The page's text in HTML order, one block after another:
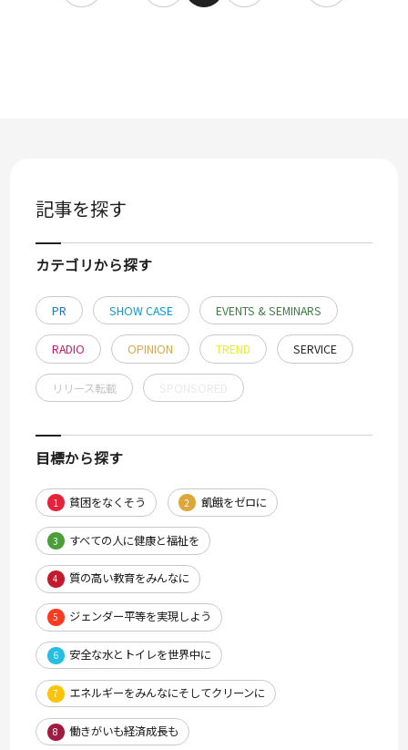
記事を探す
カテゴリから探す
PR SHOW CASE EVENTS & SEMINARS
RADIO OPINION TREND SERVICE
リリース転載
目標から探す
1 貧困をなくそう 2 飢餓をゼロに
3 すべての人に健康と福祉を
4 質の高い教育をみんなに
5 ジェンダー平等を実現しよう
6 安全な水とトイレを世界中に
7 エネルギーをみんなにそしてクリーンに
8 働きがいも経済成長も